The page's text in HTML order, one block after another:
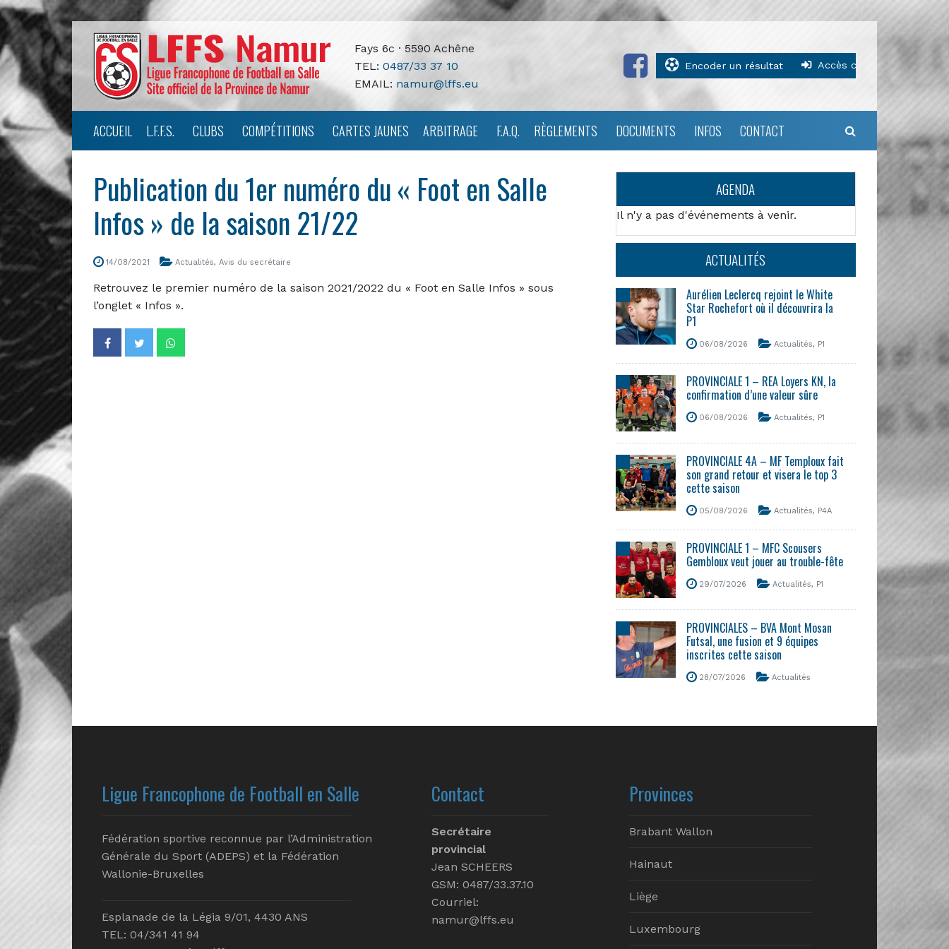
Fays 6c · 5590 Achêne
TEL: 0487/33 37 10
EMAIL: namur@lffs.eu
Encoder un résultat Accès clubs
ACCUEIL L.F.F.S. CLUBS COMPÉTITIONS CARTES JAUNES ARBITRAGE F.A.Q. RÈGLEMENTS DOCUMENTS INFOS CONTACT
Publication du 1er numéro du « Foot en Salle
Infos » de la saison 21/22
14/08/2021 Actualités, Avis du secrétaire
Retrouvez le premier numéro de la saison 2021/2022 du « Foot en Salle Infos » sous
l’onglet « Infos ».
AGENDA
Il n'y a pas d'événements à venir.
ACTUALITÉS
Aurélien Leclercq rejoint le White
Star Rochefort où il découvrira la
P1
06/08/2026 Actualités, P1
PROVINCIALE 1 – REA Loyers KN, la
confirmation d’une valeur sûre
06/08/2026 Actualités, P1
PROVINCIALE 4A – MF Temploux fait
son grand retour et visera le top 3
cette saison
05/08/2026 Actualités, P4A
PROVINCIALE 1 – MFC Scousers
Gembloux veut jouer au trouble-fête
29/07/2026 Actualités, P1
PROVINCIALES – BVA Mont Mosan
Futsal, une fusion et 9 équipes
inscrites cette saison
28/07/2026 Actualités
Ligue Francophone de Football en Salle
Fédération sportive reconnue par l’Administration
Générale du Sport (ADEPS) et la Fédération
Wallonie-Bruxelles
Esplanade de la Légia 9/01, 4430 ANS
TEL: 04/341 41 94
Contact
Secrétaire
provincial
Jean SCHEERS
GSM: 0487/33.37.10
Courriel:
namur@lffs.eu
Provinces
Brabant Wallon
Hainaut
Liège
Luxembourg